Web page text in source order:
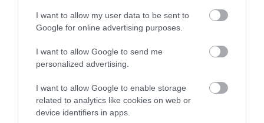
I want to allow my user data to be sent to
Google for online advertising purposes.
I want to allow Google to send me
personalized advertising.
I want to allow Google to enable storage
related to analytics like cookies on web or
device identifiers in apps.
Καλσόν Gloria Med Class I
Μπεζ Small Max, ύψος
Διαθέσιμο
77,00 €
Καλσόν Gloria Med Class I
Διαθέσιμο
77,00 €